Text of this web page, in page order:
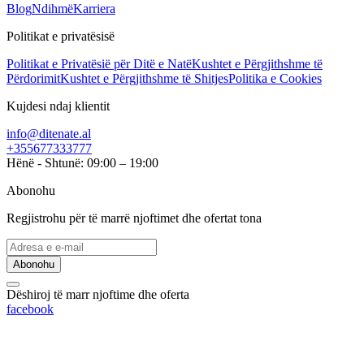
BlogNdihmëKarriera
Politikat e privatësisë
Politikat e Privatësië për Ditë e NatëKushtet e Përgjithshme të
PërdorimitKushtet e Përgjithshme të ShitjesPolitika e Cookies
Kujdesi ndaj klientit
info@ditenate.al
+355677333777
Hënë - Shtunë: 09:00 – 19:00
Abonohu
Regjistrohu për të marrë njoftimet dhe ofertat tona
Abonohu
Dëshiroj të marr njoftime dhe oferta
facebook